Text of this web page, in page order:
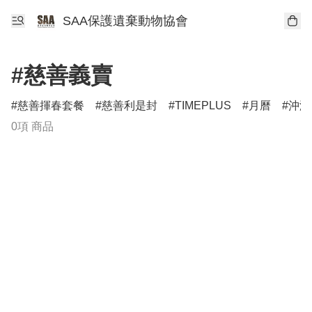
SAA保護遺棄動物協會
#慈善義賣
慈善揮春套餐 慈善利是封 TIMEPLUS 月曆
沖
0項 商品